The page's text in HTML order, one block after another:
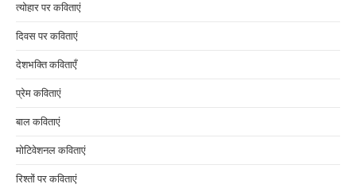
त्योहार पर कविताएं
दिवस पर कविताएं
देशभक्ति कविताएँ
प्रेम कविताएं
बाल कविताएं
मोटिवेशनल कविताएं
रिश्तों पर कविताएं